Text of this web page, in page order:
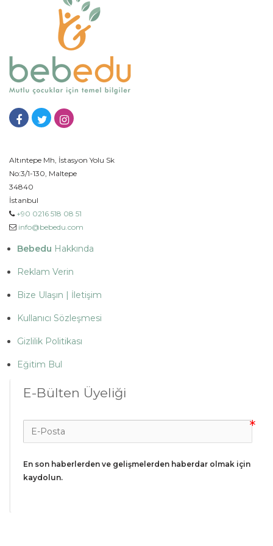
Altıntepe Mh, İstasyon Yolu Sk
No:3/1-130, Maltepe
34840
İstanbul
+90 0216 518 08 51
info@bebedu.com
Bebedu Hakkında
Reklam Verin
Bize Ulaşın | İletişim
Kullanıcı Sözleşmesi
Gizlilik Politikası
Eğitim Bul
E-Bülten Üyeliği
En son haberlerden ve gelişmelerden haberdar olmak için
kaydolun.